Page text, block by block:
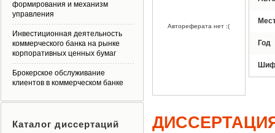
Автореферата нет :(
Год
формирования и механизм
управления
Инвестиционная деятельность
коммерческого банка на рынке
корпоративных ценных бумаг
Брокерское обслуживание
клиентов в коммерческом банке
Каталог диссертаций